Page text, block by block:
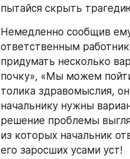
пытайся скрыть
Немедленно сообщив
ответственным
придумать несколько
почку», «Мы можем
толика здравомыслия,
начальнику нужны
решение проблемы
из которых начальник
его заросших усами уст!